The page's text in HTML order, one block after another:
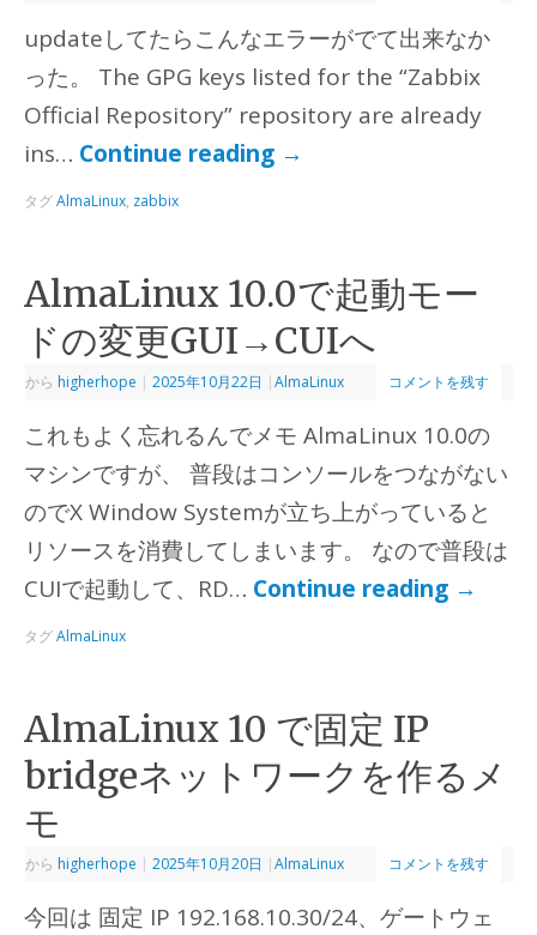
updateしてたらこんなエラーがでて出来なか
った。 The GPG keys listed for the “Zabbix
Official Repository” repository are already
ins… Continue reading →
タグAlmaLinux, zabbix
AlmaLinux 10.0で起動モー
ドの変更GUI→CUIへ
から higherhope | 2025年10月22日 |AlmaLinux コメントを残す
これもよく忘れるんでメモ AlmaLinux 10.0の
マシンですが、 普段はコンソールをつながない
のでX Window Systemが立ち上がっていると
リソースを消費してしまいます。 なので普段は
CUIで起動して、RD… Continue reading →
タグAlmaLinux
AlmaLinux 10 で固定 IP
bridgeネットワークを作るメ
モ
から higherhope | 2025年10月20日 |AlmaLinux コメントを残す
今回は 固定 IP 192.168.10.30/24、ゲートウェ